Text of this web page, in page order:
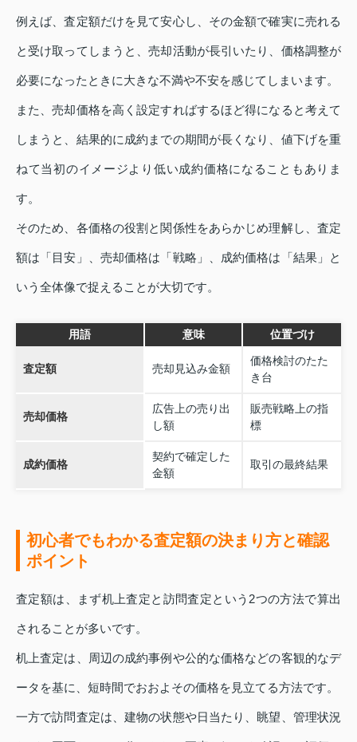
例えば、査定額だけを見て安心し、その金額で確実に売れる
と受け取ってしまうと、売却活動が長引いたり、価格調整が
必要になったときに大きな不満や不安を感じてしまいます。
また、売却価格を高く設定すればするほど得になると考えて
しまうと、結果的に成約までの期間が長くなり、値下げを重
ねて当初のイメージより低い成約価格になることもありま
す。
そのため、各価格の役割と関係性をあらかじめ理解し、査定
額は「目安」、売却価格は「戦略」、成約価格は「結果」と
いう全体像で捉えることが大切です。
用語 意味 位置づけ
査定額 売却見込み金額
価格検討のたた
き台
売却価格
広告上の売り出
し額
販売戦略上の指
標
成約価格
契約で確定した
金額
取引の最終結果
初心者でもわかる査定額の決まり方と確認
ポイント
査定額は、まず机上査定と訪問査定という2つの方法で算出
されることが多いです。
机上査定は、周辺の成約事例や公的な価格などの客観的なデ
ータを基に、短時間でおおよその価格を見立てる方法です。
一方で訪問査定は、建物の状態や日当たり、眺望、管理状況